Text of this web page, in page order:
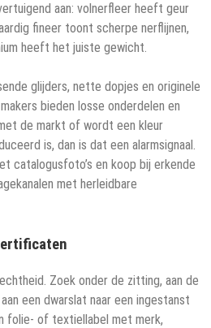
aan: volnerfleer heeft geur
fineer toont scherpe nerflijnen,
heeft het juiste gewicht.
glijders, nette dopjes en originele
bieden losse onderdelen en
de markt of wordt een kleur
is, dan is dat een alarmsignaal.
catalogusfoto’s en koop bij erkende
met herleidbare
Zoek onder de zitting, aan de
een dwarslat naar een ingestanst
folie- of textiellabel met merk,